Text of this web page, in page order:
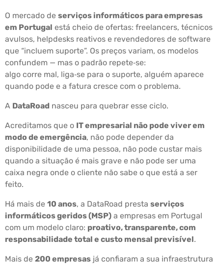
O mercado de serviços informáticos para empresas
em Portugal está cheio de ofertas: freelancers, técnicos
avulsos, helpdesks reativos e revendedores de software
que “incluem suporte”. Os preços variam, os modelos
confundem — mas o padrão repete‑se:
algo corre mal, liga‑se para o suporte, alguém aparece
quando pode e a fatura cresce com o problema.
A DataRoad nasceu para quebrar esse ciclo.
Acreditamos que o IT empresarial não pode viver em
modo de emergência, não pode depender da
disponibilidade de uma pessoa, não pode custar mais
quando a situação é mais grave e não pode ser uma
caixa negra onde o cliente não sabe o que está a ser
feito.
Há mais de 10 anos, a DataRoad presta serviços
informáticos geridos (MSP) a empresas em Portugal
com um modelo claro: proativo, transparente, com
responsabilidade total e custo mensal previsível.
Mais de 200 empresas já confiaram a sua infraestrutura